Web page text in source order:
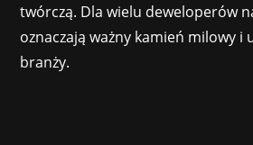
twórczą. Dla wielu deweloperów
oznaczają ważny kamień milowy i
branży.